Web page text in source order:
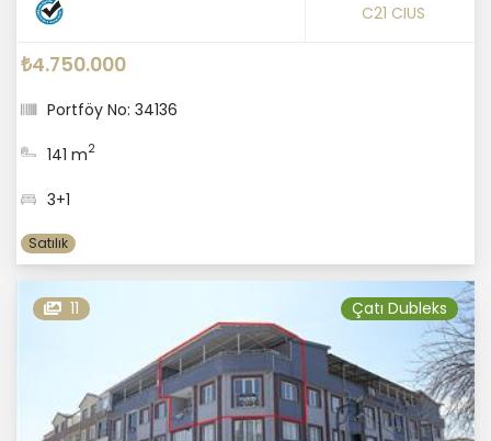
C21 CIUS
₺4.750.000
Portföy No: 34136
141 m2
3+1
Satılık
11 Çatı Dubleks